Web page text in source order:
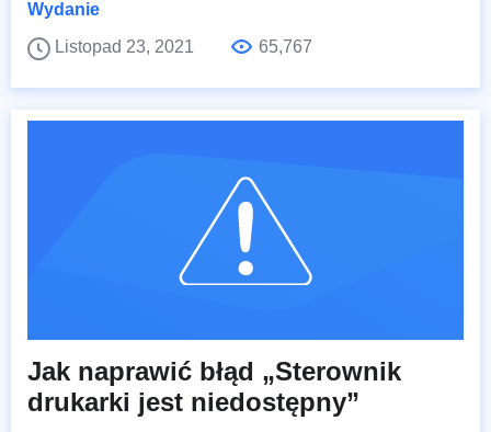
Wydanie
Listopad 23, 2021
65,767
Jak naprawić błąd „Sterownik
drukarki jest niedostępny”